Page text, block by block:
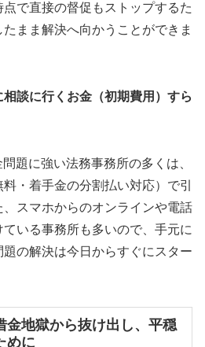
で直接の督促もストップするた
まま解決へ向かうことができま
談に行くお金（初期費用）すら
題に強い法務事務所の多くは、
・着手金の分割払い対応）で引
スマホからのオンラインや電話
いる事務所も多いので、手元に
の解決は今日からすぐにスター
金地獄から抜け出し、平穏
めに